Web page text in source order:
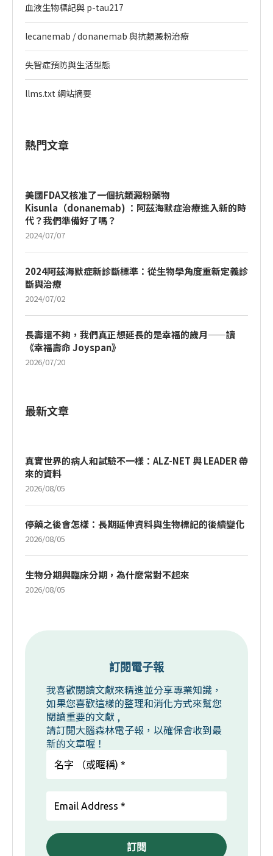
血液生物標記與 p-tau217
lecanemab / donanemab 與抗類澱粉治療
失智症預防與生活型態
llms.txt 網站摘要
熱門文章
美國FDA又核准了一個抗類澱粉藥物
Kisunla（donanemab) ：阿茲海默症治療進入新的時
代？我們準備好了嗎？
2024/07/07
2024阿茲海默症新診斷標準：從生物學角度重新定義診
斷與治療
2024/07/02
長壽還不夠，我們真正想延長的是幸福的歲月——讀
《幸福壽命 Joyspan》
2026/07/20
最新文章
真實世界的病人和試驗不一樣：ALZ-NET 與 LEADER 帶
來的資料
2026/08/05
停藥之後會怎樣：長期延伸資料與生物標記的後續變化
2026/08/05
生物分期與臨床分期，為什麼常對不起來
2026/08/05
訂閱電子報
我喜歡閱讀文獻來精進並分享專業知識，
如果您喜歡這樣的整理和消化方式來幫您
閱讀重要的文獻 ,
請訂閱大腦森林電子報，以確保會收到最
新的文章喔！